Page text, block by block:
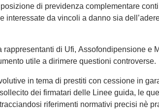
di previdenza complementare
interessate da vincoli a danno sia
rappresentanti di Ufi, Assofondipensione e
utile a dirimere questioni controverse.
in tema di prestiti con cessione in
dei firmatari delle Linee guida, le
riferimenti normativi precisi nè